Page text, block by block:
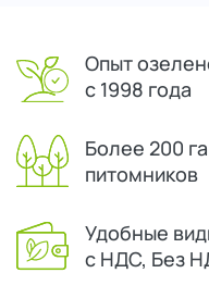
Опыт
с 1998 года
Более 200
питомников
Удобные
с НДС, Без